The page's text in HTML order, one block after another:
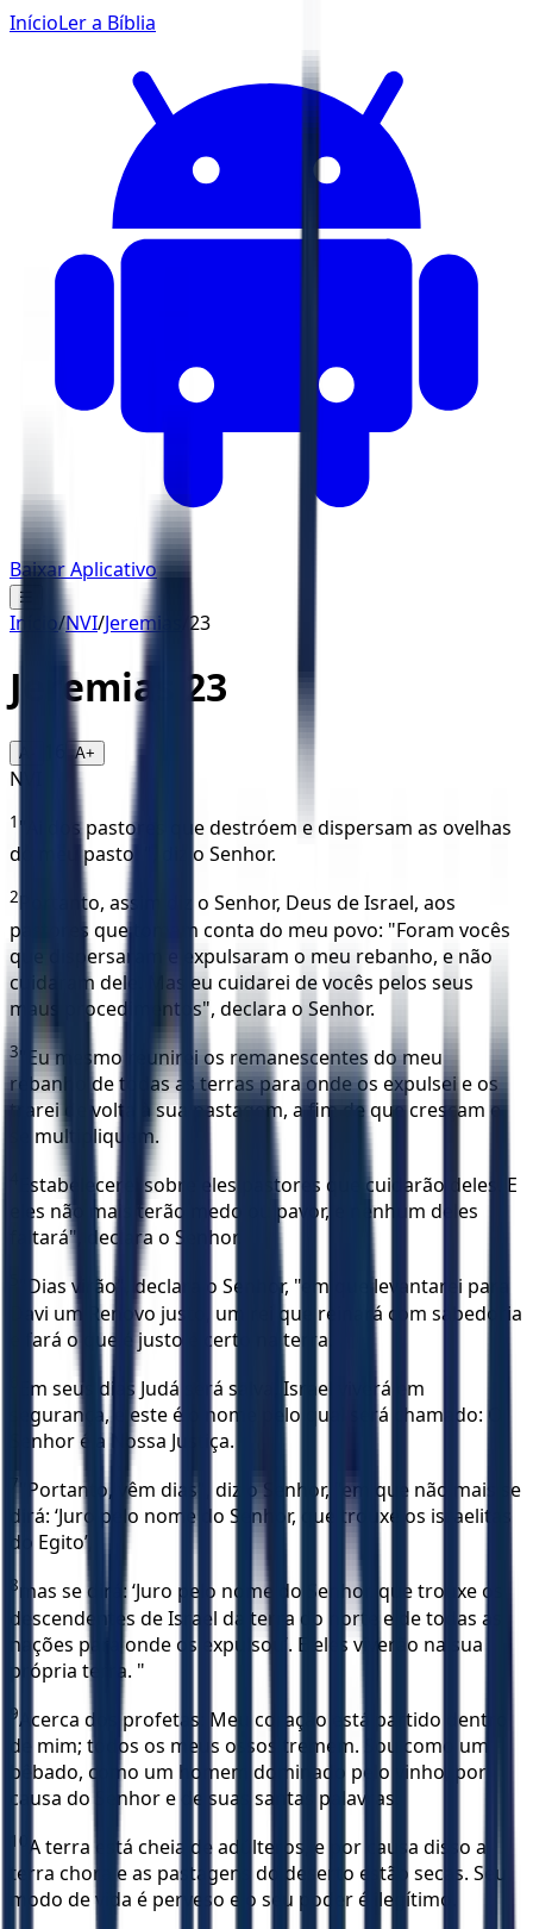
InícioLer a Bíblia
Baixar Aplicativo
☰
Início/NVI/Jeremias 23
Jeremias 23
A- A+
NVI
1 "Ai dos pastores que destróem e dispersam as ovelhas
do meu pasto! ", diz o Senhor.
2
Portanto, assim diz o Senhor, Deus de Israel, aos
pastores que tomam conta do meu povo: "Foram vocês
que dispersaram e expulsaram o meu rebanho, e não
cuidaram dele. Mas eu cuidarei de vocês pelos seus
maus procedimentos", declara o Senhor.
3
"Eu mesmo reunirei os remanescentes do meu
rebanho de todas as terras para onde os expulsei e os
trarei de volta à sua pastagem, a fim de que cresçam e
se multipliquem.
Estabelecerei sobre eles pastores que cuidarão deles. E
eles não mais terão medo ou pavor, e nenhum deles
faltará", declara o Senhor.
"Dias virão", declara o Senhor, "em que levantarei para
Davi um Renovo justo, um rei que reinará com sabedoria
e fará o que é justo e certo na terra.
Em seus dias Judá será salva, Israel viverá em
segurança, e este é o nome pelo qual será chamado: O
Senhor é a Nossa Justiça.
7 "Portanto, vêm dias", diz o Senhor, "em que não mais se
dirá: ‘Juro pelo nome do Senhor, que trouxe os israelitas
do Egito’,
8mas se dirá: ‘Juro pelo nome do Senhor, que trouxe os
descendentes de Israel da terra do norte e de todas as
nações para onde os expulsou’. E eles viverão na sua
própria terra. "
9Acerca dos profetas: Meu coração está partido dentro
de mim; todos os meus ossos tremem. Sou como um
bêbado, como um homem dominado pelo vinho, por
causa do Senhor e de suas santas palavras.
10 A terra está cheia de adúlteros, e por causa disso a
terra chora e as pastagens do deserto estão secas. Seu
modo de vida é perveso e o seu poder é ilegítimo.